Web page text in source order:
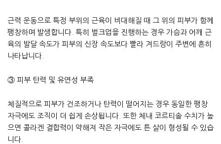
근력 운동으로 특정 부위의 근육이 비대해질 때 그 위의 피부가 함께
팽창하며 발생합니다. 특히 벌크업을 진행하는 경우 가슴과 어깨 근
육의 발달 속도가 피부의 신장 속도보다 빨라 겨드랑이 주변에 흔히
나타납니다.
③ 피부 탄력 및 유연성 부족
체질적으로 피부가 건조하거나 탄력이 떨어지는 경우 동일한 팽창
자극에도 조직이 더 쉽게 손상됩니다. 또한 체내 코르티솔 수치가 높
으면 콜라겐 결합력이 약해져 작은 자극에도 튼 살이 형성될 수 있습
니다.